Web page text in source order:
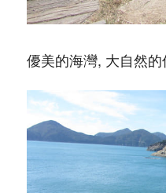
優美的海灣, 大自然的